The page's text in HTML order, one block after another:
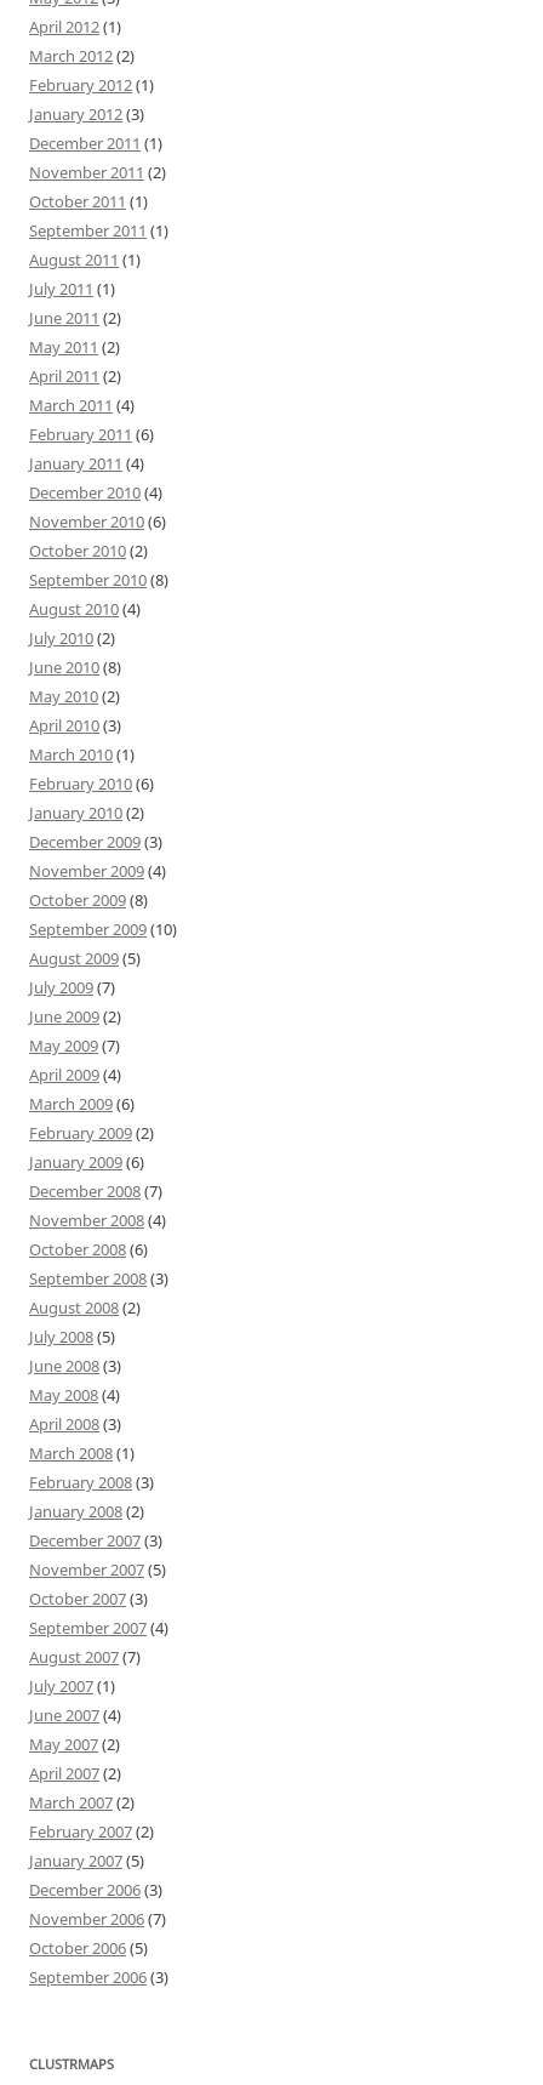
April 2012(1)
March 2012(2)
February 2012(1)
January 2012(3)
December 2011 (1)
November 2011 (2)
October 2011 (1)
September 2011 (1)
August 2011 (1)
July 2011 (1)
June 2011 (2)
May 2011 (2)
April 2011 (2)
March 2011 (4)
February 2011 (6)
January 2011 (4)
December 2010(4)
November 2010(6)
October 2010(2)
September 2010(8)
August 2010(4)
July 2010(2)
June 2010(8)
May 2010(2)
April 2010(3)
March 2010(1)
February 2010(6)
January 2010(2)
December 2009(3)
November 2009(4)
October 2009(8)
September 2009(10)
August 2009(5)
July 2009(7)
June 2009(2)
May 2009(7)
April 2009(4)
March 2009(6)
February 2009(2)
January 2009(6)
December 2008(7)
November 2008(4)
October 2008(6)
September 2008(3)
August 2008(2)
July 2008(5)
June 2008(3)
May 2008(4)
April 2008(3)
March 2008(1)
February 2008(3)
January 2008(2)
December 2007(3)
November 2007(5)
October 2007(3)
September 2007(4)
August 2007(7)
July 2007(1)
June 2007(4)
May 2007(2)
April 2007(2)
March 2007(2)
February 2007(2)
January 2007(5)
December 2006(3)
November 2006(7)
October 2006(5)
September 2006(3)
CLUSTRMAPS